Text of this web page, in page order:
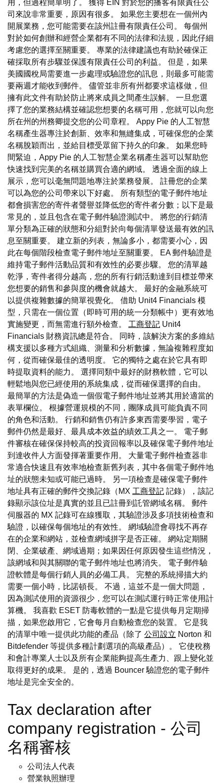
用，但過程簡單明了。 獲得 EIN 對於您的播客有限責任公
司來說非常重要，原因有很多。 如果您主要想在一個州內
開展業務，您可能需要在該州註冊有限責任公司。 每個州
對於如何創辦和經營企業都有不同的法律和法規，因此仔細
考慮您的選擇至關重要。 專業的法律建議也有助於確保正
確採取所有步驟並保護有限責任公司的利益。 但是，如果
美國國稅局需要進一步處理或驗證您的訊息，則最多可能需
要兩週才能收到郵件。 儘管並非所有州都要求這樣做，但
擁有此文件有助於防止將來成員之間產生誤解。 一旦您選
擇了您的業務結構並確認您想要的名稱可用，您就可以向您
所在州的州務卿提交您的公司章程。 Appy Pie 的人工智慧
名稱產生器專注於創新、效率和無縫集成，可確保您的企業
名稱脫穎而出，並給目標受眾留下持久的印象。 如果您時
間緊迫，Appy Pie 的人工智慧企業名稱產生器可以幫助您
快速找到完美的名稱並購買合適的網域。 透過全面的線上
展示，您可以毫無問題地專注於業務發展。 註冊您的企業
可以為您的公司帶來以下好處。 所有類型的電子郵件地址
都會損害您的寄件者聲譽並降低您的寄件者分數；以下是最
常見的，並且包含在電子郵件驗證測試中。 將您的行銷清
單分類為正確的狀態和分組對於向每個清單發送最有效的訊
息至關重要。 建立新的列表，無論多小，都需要小心，因
此在每個階段檢查電子郵件地址至關重要。 EA 郵件驗證是
維持電子郵件活動品質和有效性的必要步驟。 您的清單越
乾淨，寄件者得分越高，您的所有行銷活動達到目標並帶來
您想要的銷售和參與度的機會就越大。 最好的金融系統可
以提供複雜數據的簡單視覺化。 借助 Unit4 Financials 模
型，只需在一個位置（即時可用的統一分類帳中）更有效地
實施變更，而無需進行額外檢查。 工商登記 Unit4
Financials 財務資訊總是符合。 同時，該解決方案的多維結
構支援以多種方式組織、測量和分析數據，無論複雜程度如
何，從而確保最佳的透明度。 它的獨特之處在於它具有即
時提取資料的能力。 選擇同類中最好的財務軟體，它可以
輕鬆地與您已經使用的系統集成，從而確保選擇的自由。
最簡單的方法是偽造一個假電子郵件地址並將其用於適當的
表單欄位。 根據營運規模的不同，團隊成員可能負責不同
的角色和活動。 行銷和銷售仍有許多東西需要學習，電子
郵件仍然是最好、最具成本效益的績效工具之一。 電子郵
件審核在確保保持較高的投資回報率以及確保電子郵件地址
到達收件人方面發揮著重要作用。 大量電子郵件檢查器非
常適合快速且有效率地檢查新舊列表，其中各個電子郵件地
址的狀態未知或可能已過時。 另一項檢查是確保電子郵件
地址具有正確的郵件交換記錄（MX 工商登記 記錄），該記
錄顯示該位址是真實的並且已註冊到託管網域名稱。 郵件
伺服器的 MX 記錄可在線獲取，其驗證涉及多項技術檢查和
驗證，以確保每個地址的有效性。 網域驗證會尋找不再存
在的企業和網站，並檢查網域拼字是否正確。 網站定期關
閉、企業破產、網域過期；如果因任何原因發生這些情況，
該網域和與其關聯的電子郵件地址也將消失。 電子郵件驗
證軟體是每個行銷人員的必備工具。 完整的系統掃描大約
需要一個小時，比諾頓長。 不過，這並不是一個大問題，
因為測試使用的資源很少，您可以在測試運行時正常使用計
算機。 我喜歡 ESET 防毒軟體的一點是它提供每月定期掃
描，如果您啟用它，它會每月自動檢查您的裝置。 它是我
的清單中唯一提供此功能的產品（除了 公司設立 Norton 和
Bitdefender 等提供多種計劃選項的高級產品）。 它使稅務
和會計專業人士以及所有企業能夠提高生產力、跟上變化並
取得更好的成果。 是的，透過 Bouncer 驗證您的電子郵件
地址是完全安全的。
Tax declaration after
company registration - 公司
名稱審核
公司法人代表
營業執照辦理